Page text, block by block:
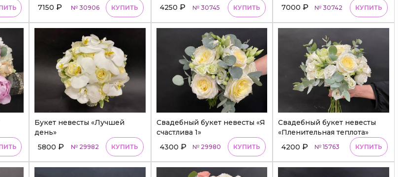
7150 ₽ № 30906 КУПИТЬ
4250 ₽ № 30745 КУПИТЬ
7000₽ № 30742 КУПИТЬ
Букет невесты «Лучшей
день»
5800 ₽ № 29982 КУПИТЬ
Свадебный букет невесты «Я
счастлива 1»
4300 ₽ № 29980 КУПИТЬ
Свадебный букет невесты
«Пленительная теплота»
4200₽ № 15763 КУПИТЬ